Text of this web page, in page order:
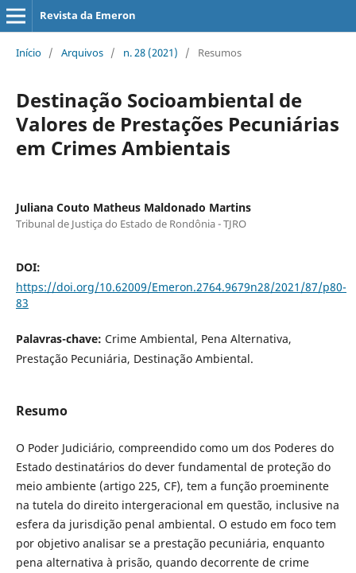
Revista da Emeron
Início / Arquivos / n. 28 (2021) / Resumos
Destinação Socioambiental de
Valores de Prestações Pecuniárias
em Crimes Ambientais
Juliana Couto Matheus Maldonado Martins
Tribunal de Justiça do Estado de Rondônia - TJRO
DOI:
https://doi.org/10.62009/Emeron.2764.9679n28/2021/87/p80-
83
Palavras-chave: Crime Ambiental, Pena Alternativa,
Prestação Pecuniária, Destinação Ambiental.
Resumo
O Poder Judiciário, compreendido como um dos Poderes do
Estado destinatários do dever fundamental de proteção do
meio ambiente (artigo 225, CF), tem a função proeminente
na tutela do direito intergeracional em questão, inclusive na
esfera da jurisdição penal ambiental. O estudo em foco tem
por objetivo analisar se a prestação pecuniária, enquanto
pena alternativa à prisão, quando decorrente de crime